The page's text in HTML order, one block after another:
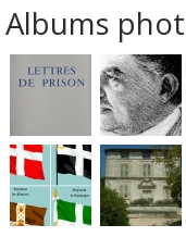
Albums